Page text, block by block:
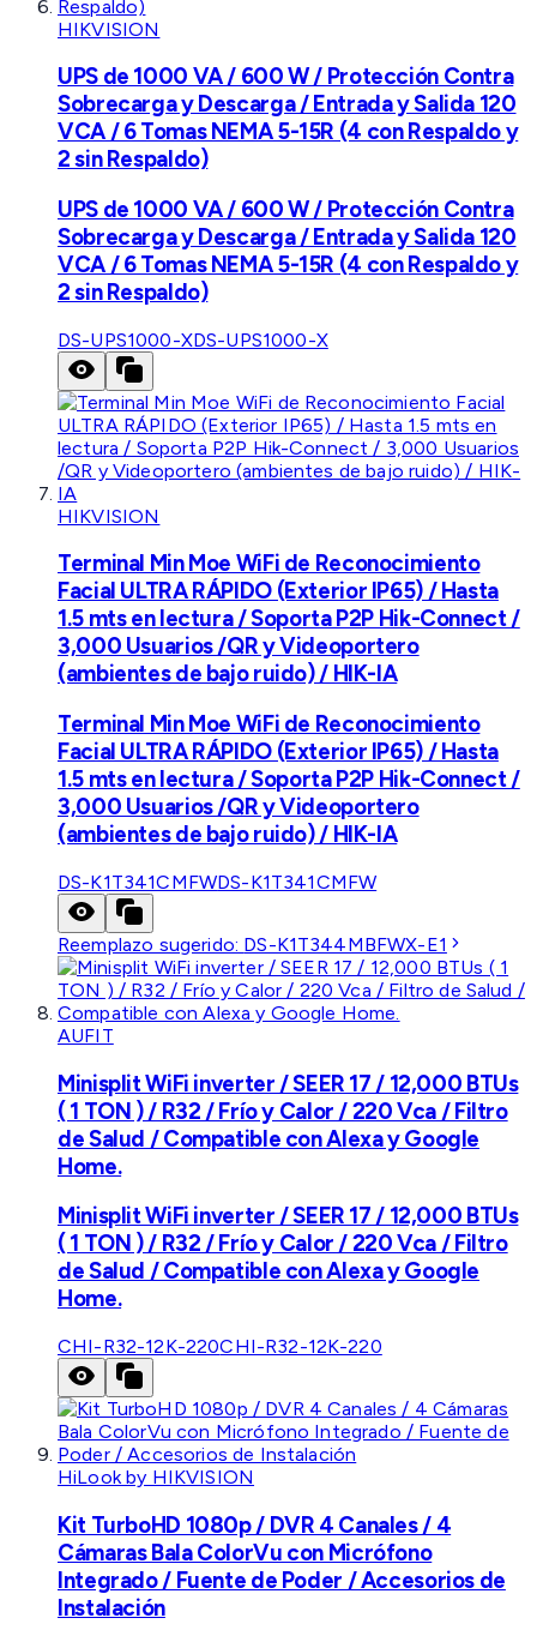
HIKVISION
UPS de 1000 VA / 600 W / Protección Contra
Sobrecarga y Descarga / Entrada y Salida 120
VCA / 6 Tomas NEMA 5-15R (4 con Respaldo y
2 sin Respaldo)
UPS de 1000 VA / 600 W / Protección Contra
Sobrecarga y Descarga / Entrada y Salida 120
VCA / 6 Tomas NEMA 5-15R (4 con Respaldo y
2 sin Respaldo)
DS-UPS1000-XDS-UPS1000-X
HIKVISION
Terminal Min Moe WiFi de Reconocimiento
Facial ULTRA RÁPIDO (Exterior IP65) / Hasta
1.5 mts en lectura / Soporta P2P Hik-Connect /
3,000 Usuarios /QR y Videoportero
(ambientes de bajo ruido) / HIK-IA
Terminal Min Moe WiFi de Reconocimiento
Facial ULTRA RÁPIDO (Exterior IP65) / Hasta
1.5 mts en lectura / Soporta P2P Hik-Connect /
3,000 Usuarios /QR y Videoportero
(ambientes de bajo ruido) / HIK-IA
DS-K1T341CMFWDS-K1T341CMFW
Reemplazo sugerido: DS-K1T344MBFWX-E1
AUFIT
Minisplit WiFi inverter / SEER 17 / 12,000 BTUs
( 1 TON ) / R32 / Frío y Calor / 220 Vca / Filtro
de Salud / Compatible con Alexa y Google
Home.
Minisplit WiFi inverter / SEER 17 / 12,000 BTUs
( 1 TON ) / R32 / Frío y Calor / 220 Vca / Filtro
de Salud / Compatible con Alexa y Google
Home.
CHI-R32-12K-220CHI-R32-12K-220
HiLook by HIKVISION
Kit TurboHD 1080p / DVR 4 Canales / 4
Cámaras Bala ColorVu con Micrófono
Integrado / Fuente de Poder / Accesorios de
Instalación